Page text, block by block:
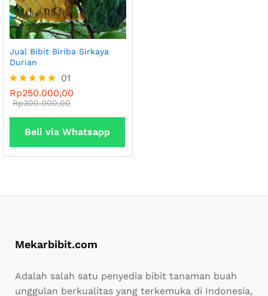
Jual Bibit Biriba Sirkaya
Durian
Dinilai
5.00
01
Rp250.000,00
Rp300.000,00
Beli via Whatsapp
Mekarbibit.com
Adalah salah satu penyedia bibit tanaman buah
unggulan berkualitas yang terkemuka di Indonesia,